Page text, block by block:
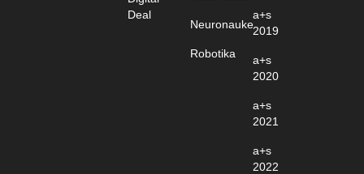
Deal
Neuronauke
Robotika
a+s
2019
a+s
2020
a+s
2021
a+s
2022